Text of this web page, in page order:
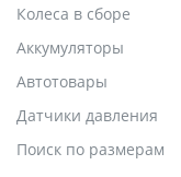
Колеса в сборе
Аккумуляторы
Автотовары
Датчики давления
Поиск по размерам